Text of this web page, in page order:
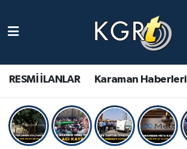
RESMİ İLANLAR Karaman Haberleri
Gündem Haberleri
Güncel Haberler
Spor Haberleri